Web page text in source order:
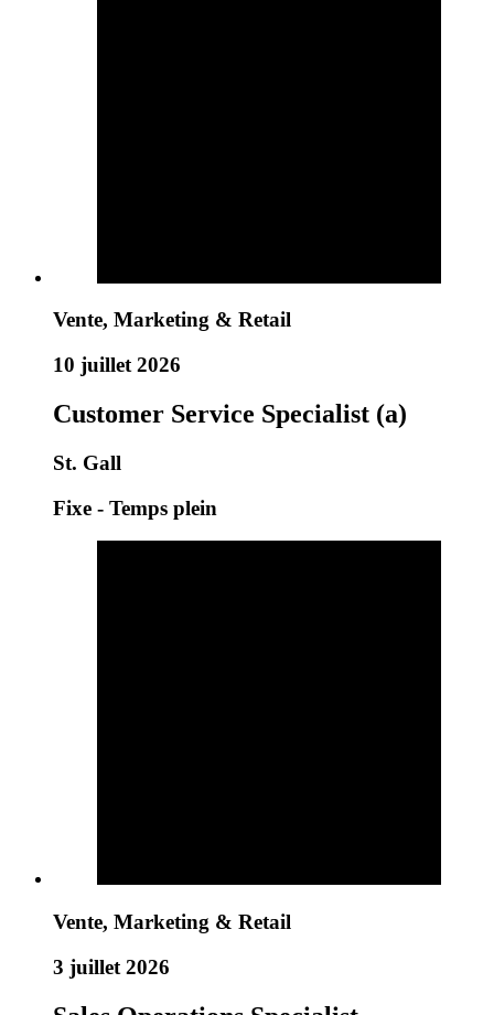
Vente, Marketing & Retail
10 juillet 2026
Customer Service Specialist (a)
St. Gall
Fixe - Temps plein
Vente, Marketing & Retail
3 juillet 2026